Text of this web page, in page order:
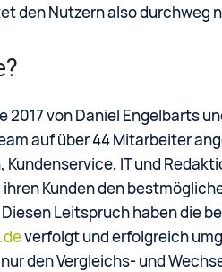
den Nutzern also durchweg
2017 von Daniel Engelbarts
auf über 44 Mitarbeiter
IT und
Kunden den
Leitspruch haben die
verfolgt und erfolgreich
den Vergleichs- und